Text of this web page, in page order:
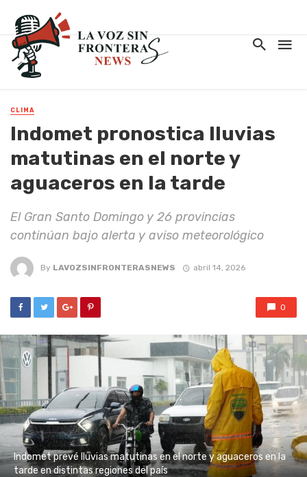
CLIMA
Indomet pronostica lluvias
matutinas en el norte y
aguaceros en la tarde
El Gran Santo Domingo y 26 provincias
continúan bajo alerta y aviso meteorológico
By LAVOZSINFRONTERASNEWS abril 14, 2026
0
Indomet prevé lluvias matutinas en el norte y aguaceros en la
tarde en distintas regiones del país